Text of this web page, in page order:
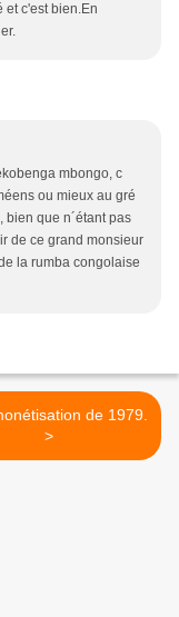
et c'est bien.En
mbongo, c
ou mieux au gré
bien que n´étant pas
de ce grand monsieur
la rumba congolaise
de 1979.
>